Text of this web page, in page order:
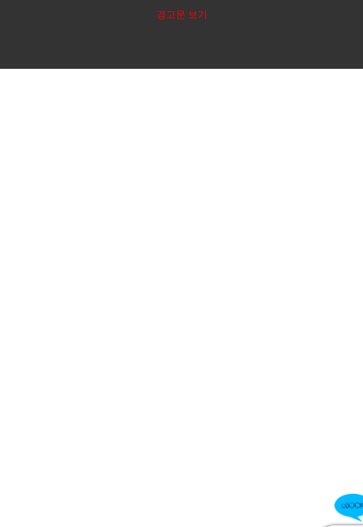
경고문 보기